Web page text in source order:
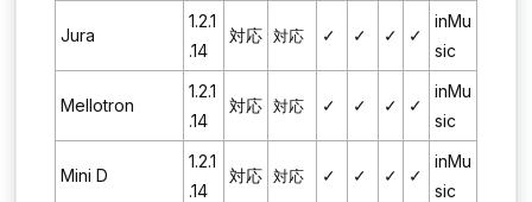
Jura
1.2.1
.14
対応 対応 ✓ ✓ ✓ ✓
inMu
sic
Mellotron
1.2.1
.14
対応 対応 ✓ ✓ ✓ ✓
inMu
sic
Mini D
1.2.1
.14
対応 対応 ✓ ✓ ✓ ✓
inMu
sic